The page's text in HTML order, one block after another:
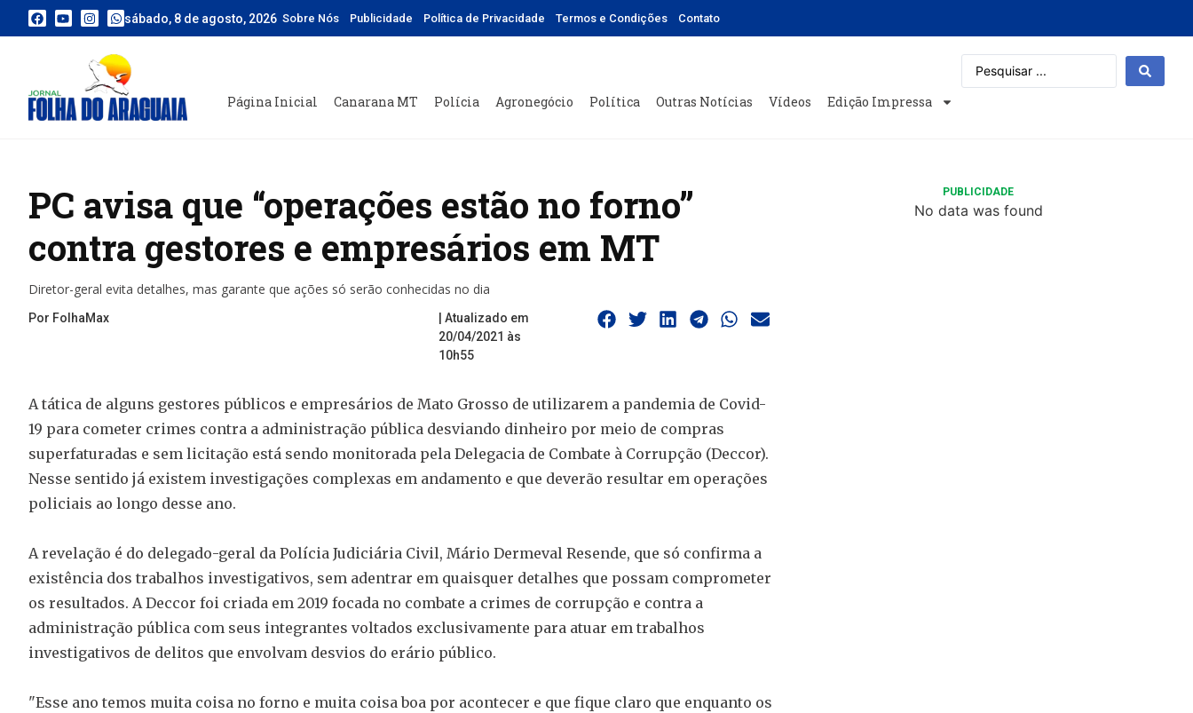
sábado, 8 de agosto, 2026 Sobre Nós Publicidade Política de Privacidade Termos e Condições Contato
Página Inicial Canarana MT Polícia Agronegócio Política Outras Notícias Vídeos Edição Impressa
PC avisa que “operações estão no forno”
contra gestores e empresários em MT
Diretor-geral evita detalhes, mas garante que ações só serão conhecidas no dia
Por FolhaMax
| Atualizado em
20/04/2021 às
10h55
A tática de alguns gestores públicos e empresários de Mato Grosso de utilizarem a pandemia de Covid-
19 para cometer crimes contra a administração pública desviando dinheiro por meio de compras
superfaturadas e sem licitação está sendo monitorada pela Delegacia de Combate à Corrupção (Deccor).
Nesse sentido já existem investigações complexas em andamento e que deverão resultar em operações
policiais ao longo desse ano.
A revelação é do delegado-geral da Polícia Judiciária Civil, Mário Dermeval Resende, que só confirma a
existência dos trabalhos investigativos, sem adentrar em quaisquer detalhes que possam comprometer
os resultados. A Deccor foi criada em 2019 focada no combate a crimes de corrupção e contra a
administração pública com seus integrantes voltados exclusivamente para atuar em trabalhos
investigativos de delitos que envolvam desvios do erário público.
"Esse ano temos muita coisa no forno e muita coisa boa por acontecer e que fique claro que enquanto os
PUBLICIDADE
No data was found